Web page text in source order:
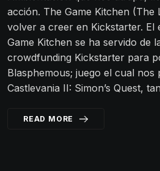
acción. The Game Kitchen (The
volver a creer en Kickstarter. El
Game Kitchen se ha servido de
crowdfunding Kickstarter para
Blasphemous; juego el cual nos
Castlevania II: Simon’s Quest,
READ MORE